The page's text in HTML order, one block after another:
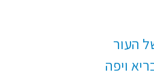
העור
ויפה